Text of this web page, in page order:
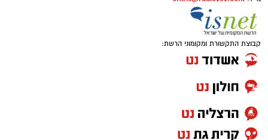
קבוצת התקשורת ומקומוני הרשת: